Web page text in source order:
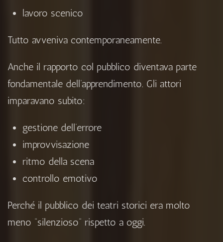
lavoro scenico
Tutto avveniva contemporaneamente.
Anche il rapporto col pubblico diventava parte
fondamentale dell’apprendimento. Gli attori
imparavano subito:
gestione dell’errore
improvvisazione
ritmo della scena
controllo emotivo
Perché il pubblico dei teatri storici era molto
meno “silenzioso” rispetto a oggi.